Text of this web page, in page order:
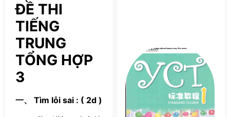
ĐỀ THI
TIẾNG
TRUNG
TỔNG HỢP
3
一、 Tìm lỗi sai : ( 2d )